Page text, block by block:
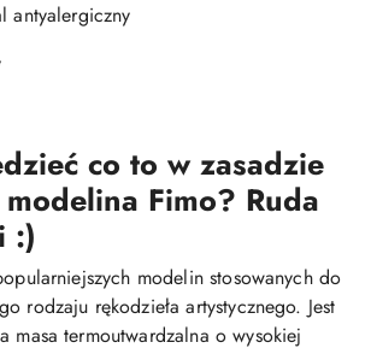
antyalergiczny
co to w zasadzie
modelina Fimo? Ruda
:)
modelin stosowanych do
rodzaju rękodzieła artystycznego. Jest
masa termoutwardzalna o wysokiej